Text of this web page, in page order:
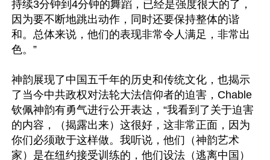
持续3分钟到4分钟的舞蹈，已经是强度很大的了，
因为要不断地跳出动作，同时还要保持整体的谐
和。总体来说，他们的表现非常令人满足，非常出
色。”
神韵展现了中国五千年的历史和传统文化，也揭示
了当今中共政权对法轮大法信仰者的迫害，Chable
钦佩神韵有勇气进行公开表达，“我看到了关于迫害
的内容，（揭露出来）这很好，这非常正面，因为
你们必须敢于这样做。我听说，他们（神韵艺术
家）是在纽约接受训练的，他们设法（逃离中国）